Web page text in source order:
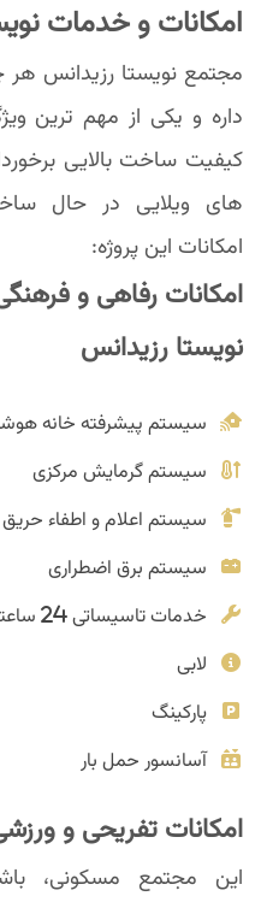
امکانات و خدمات
مجتمع نویستا رزیدانس
داره و یکی از مهم ترین
کیفیت ساخت بالایی
های ویلایی در حال
امکانات این پروژه:
امکانات رفاهی و
نویستا رزیدانس
سیستم پیشرفته خانه
سیستم گرمایش مرکزی
سیستم اعلام و اطفاء حریق
سیستم برق اضطراری
خدمات تاسیساتی 24 ساعته
لابی
پارکینگ
آسانسور حمل بار
امکانات تفریحی و
این مجتمع مسکونی،